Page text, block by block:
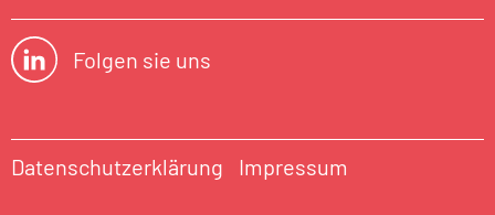
Folgen sie uns
Datenschutzerklärung Impressum